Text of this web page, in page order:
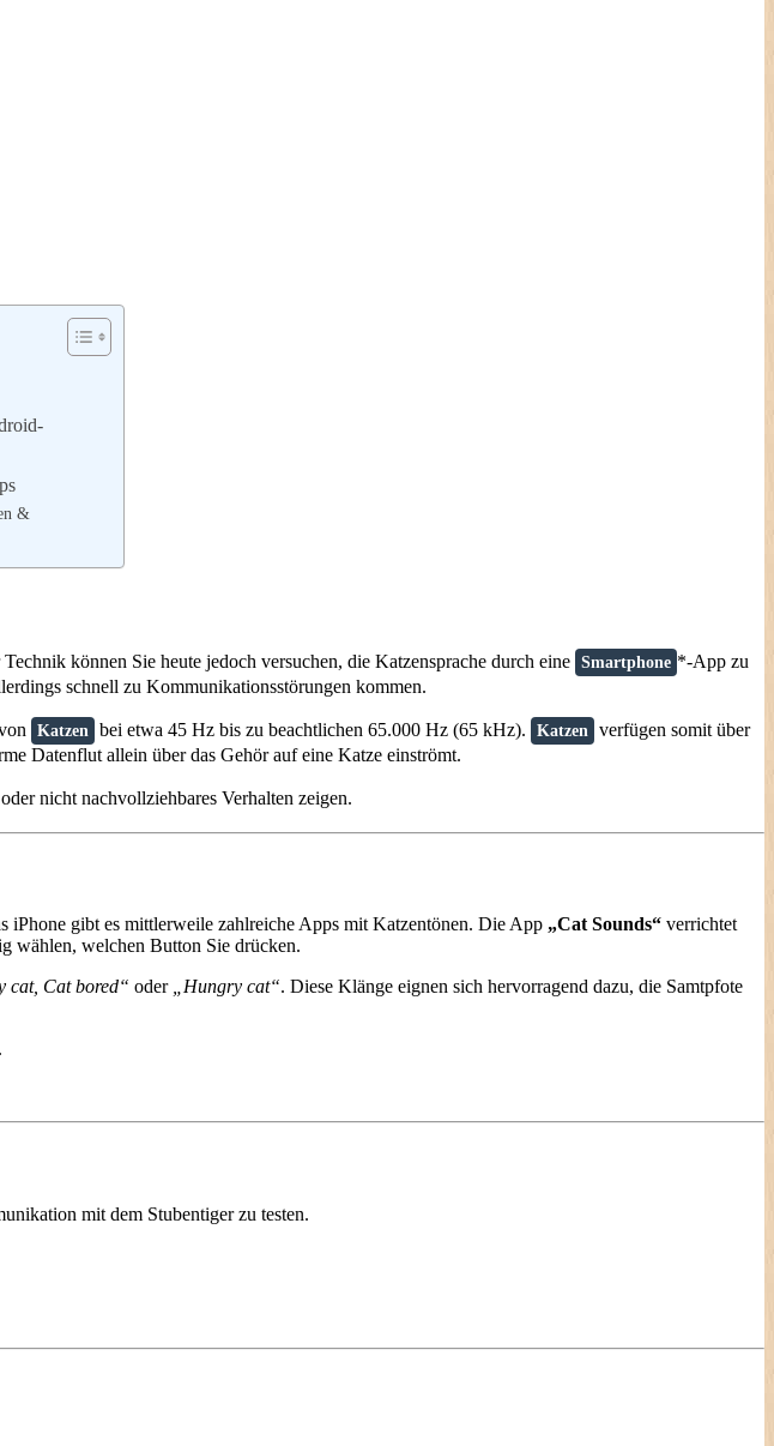
&
können Sie heute jedoch versuchen, die Katzensprache durch eine Smartphone *-App zu
schnell zu Kommunikationsstörungen kommen.
Katzen bei etwa 45 Hz bis zu beachtlichen 65.000 Hz (65 kHz). Katzen
verfügen somit über
Datenflut allein über das Gehör auf eine Katze einströmt.
nicht nachvollziehbares Verhalten zeigen.
iPhone gibt es mittlerweile zahlreiche Apps mit Katzentönen. Die App „Cat Sounds“ verrichtet
wählen, welchen Button Sie drücken.
cat, Cat bored“ oder „Hungry cat“. Diese Klänge eignen sich hervorragend dazu, die Samtpfote
mit dem Stubentiger zu testen.